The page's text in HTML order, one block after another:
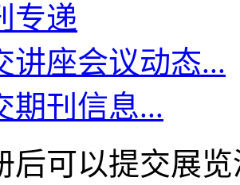
专递
讲座会议动态...
期刊信息...
后可以提交展